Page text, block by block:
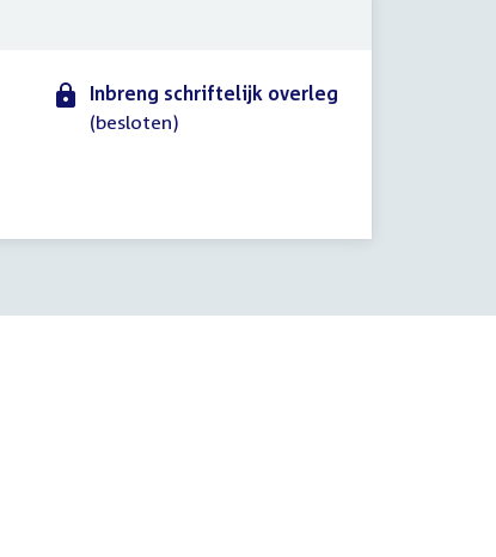
Inbreng schriftelijk overleg
(besloten)